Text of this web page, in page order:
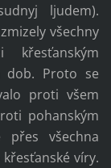
ljudem).
všechny
dob. Proto se
proti všem
pohanským
všechna
víry.